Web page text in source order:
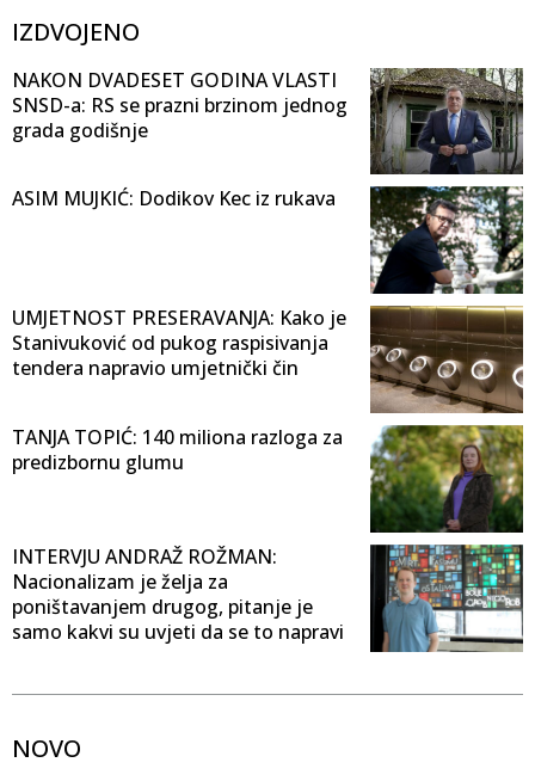
IZDVOJENO
NAKON DVADESET GODINA VLASTI
SNSD-a: RS se prazni brzinom jednog
grada godišnje
ASIM MUJKIĆ: Dodikov Kec iz rukava
UMJETNOST PRESERAVANJA: Kako je
Stanivuković od pukog raspisivanja
tendera napravio umjetnički čin
TANJA TOPIĆ: 140 miliona razloga za
predizbornu glumu
INTERVJU ANDRAŽ ROŽMAN:
Nacionalizam je želja za
poništavanjem drugog, pitanje je
samo kakvi su uvjeti da se to napravi
NOVO